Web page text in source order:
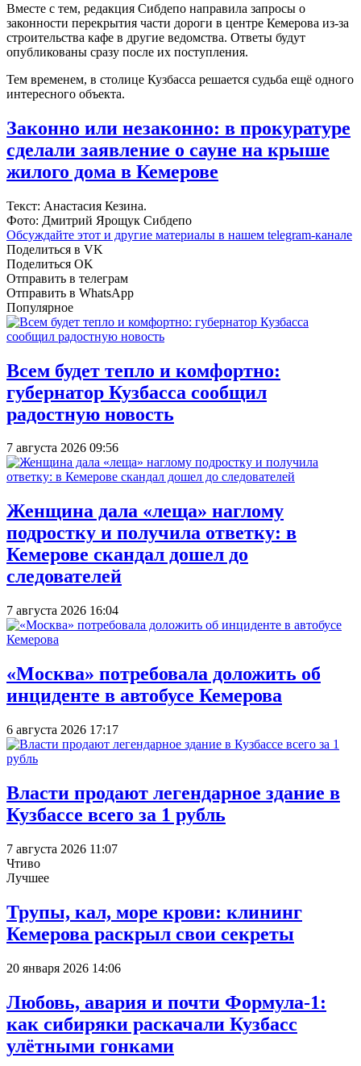
Вместе с тем, редакция Сибдепо направила запросы о
законности перекрытия части дороги в центре Кемерова из-за
строительства кафе в другие ведомства. Ответы будут
опубликованы сразу после их поступления.
Тем временем, в столице Кузбасса решается судьба ещё одного
интересного объекта.
Законно или незаконно: в прокуратуре
сделали заявление о сауне на крыше
жилого дома в Кемерове
Текст: Анастасия Кезина.
Фото: Дмитрий Ярощук Сибдепо
Обсуждайте этот и другие материалы в нашем telegram-канале
Поделиться в VK
Поделиться OK
Отправить в телеграм
Отправить в WhatsApp
Популярное
Всем будет тепло и комфортно:
губернатор Кузбасса сообщил
радостную новость
7 августа 2026 09:56
Женщина дала «леща» наглому
подростку и получила ответку: в
Кемерове скандал дошел до
следователей
7 августа 2026 16:04
«Москва» потребовала доложить об
инциденте в автобусе Кемерова
6 августа 2026 17:17
Власти продают легендарное здание в
Кузбассе всего за 1 рубль
7 августа 2026 11:07
Чтиво
Лучшее
Трупы, кал, море крови: клининг
Кемерова раскрыл свои секреты
20 января 2026 14:06
Любовь, авария и почти Формула-1:
как сибиряки раскачали Кузбасс
улётными гонками